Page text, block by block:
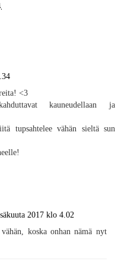
<3
kauneudellaan ja
tupsahtelee vähän sieltä sun
2017 klo 4.02
koska onhan nämä nyt